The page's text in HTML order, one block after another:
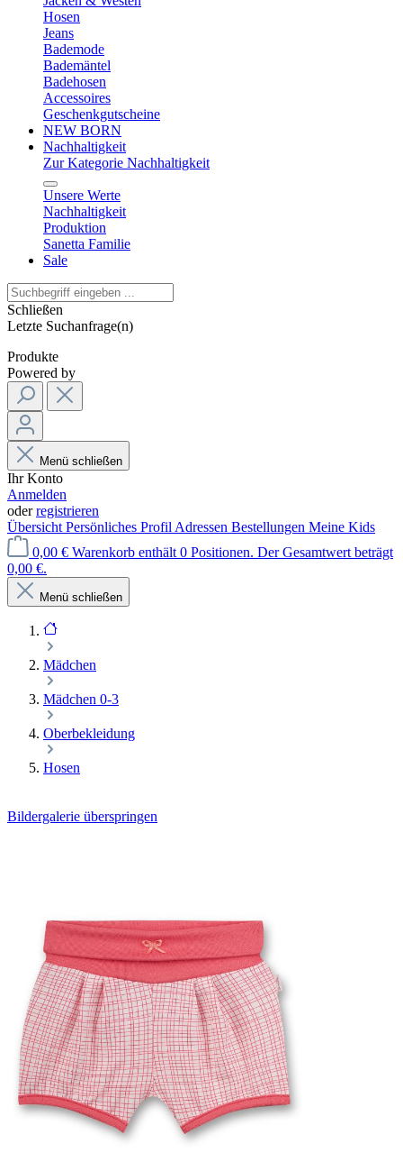
Hosen
Jeans
Bademode
Bademäntel
Badehosen
Accessoires
Geschenkgutscheine
NEW BORN
Nachhaltigkeit
Zur Kategorie Nachhaltigkeit
Unsere Werte
Nachhaltigkeit
Produktion
Sanetta Familie
Sale
Schließen
Letzte Suchanfrage(n)
Produkte
Powered by
Menü schließen
Ihr Konto
Anmelden
oderregistrieren
Übersicht Persönliches Profil Adressen Bestellungen Meine Kids
0,00 € Warenkorb enthält 0 Positionen. Der Gesamtwert beträgt
0,00 €.
Menü schließen
Mädchen
Mädchen 0-3
Oberbekleidung
Hosen
Bildergalerie überspringen